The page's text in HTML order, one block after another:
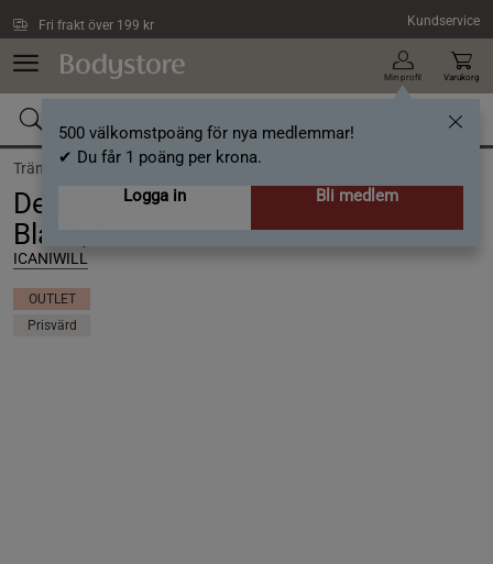
Fri frakt över 199 kr Kundservice
Min profil
500 välkomstpoäng för nya medlemmar!
✔ Du får 1 poäng per krona.
Logga in
Bli medlem
Varukorg
Träning / Träningskläder dam /Sport-BH
Define Seamless Halter Sports Bra,
Black, L
ICANIWILL
OUTLET
Prisvärd